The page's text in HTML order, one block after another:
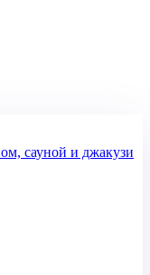
сауной и джакузи